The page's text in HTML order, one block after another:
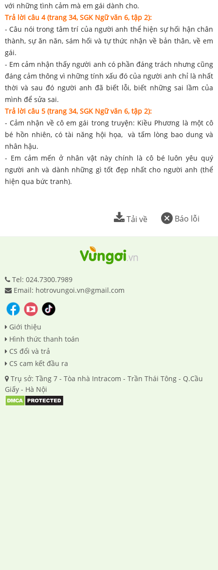
với những tình cảm mà em gái dành cho.
Trả lời câu 4 (trang 34, SGK Ngữ văn 6, tập 2):
- Câu nói trong tâm trí của người anh thể hiện sự hối hận chân
thành, sự ăn năn, sám hối và tự thức nhận về bản thân, về em
gái.
- Em cảm nhận thấy người anh có phần đáng trách nhưng cũng
đáng cảm thông vì những tính xấu đó của người anh chỉ là nhất
thời và sau đó người anh đã biết lỗi, biết những sai lầm của
mình để sửa sai.
Trả lời câu 5 (trang 34, SGK Ngữ văn 6, tập 2):
- Cảm nhận về cô em gái trong truyện: Kiều Phương là một cô
bé hồn nhiên, có tài năng hội họa, và tấm lòng bao dung và
nhân hậu.
- Em cảm mến ở nhân vật này chính là cô bé luôn yêu quý
người anh và dành những gì tốt đẹp nhất cho người anh (thể
hiện qua bức tranh).
Báo lỗi
Tải về
Tel: 024.7300.7989
Email: hotrovungoi.vn@gmail.com
Giới thiệu
Hình thức thanh toán
CS đổi và trả
CS cam kết đầu ra
Trụ sở: Tầng 7 - Tòa nhà Intracom - Trần Thái Tông - Q.Cầu
Giấy - Hà Nội